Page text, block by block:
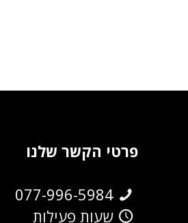
פרטי הקשר שלנו
077-996-5984
שעות פעילות